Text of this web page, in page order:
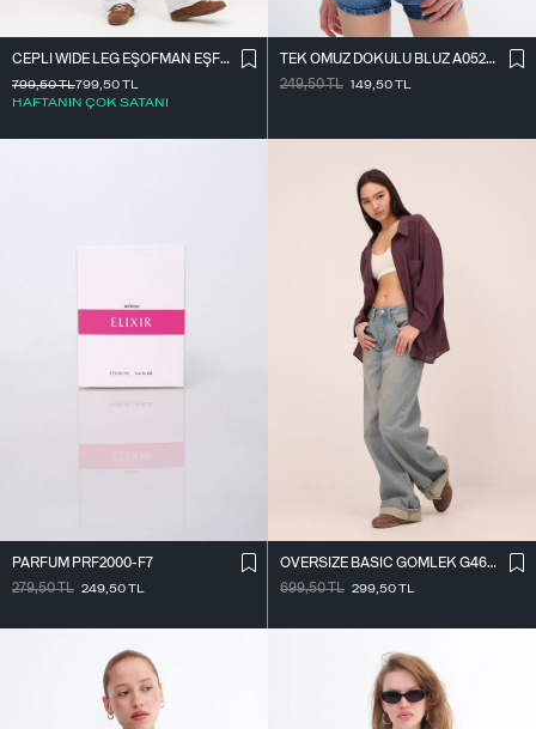
CEPLI WIDE LEG EŞOFMAN EŞF10487
799,50TL
HAFTANIN ÇOK SATANI
799,50TL
TEK OMUZ DOKULU BLUZ A0522-E2
249,50TL 149,50TL
PARFÜM PRF2000-F7
279,50TL 249,50TL
OVERSIZE BASIC GÖMLEK G4612-Z2
699,50TL 299,50TL